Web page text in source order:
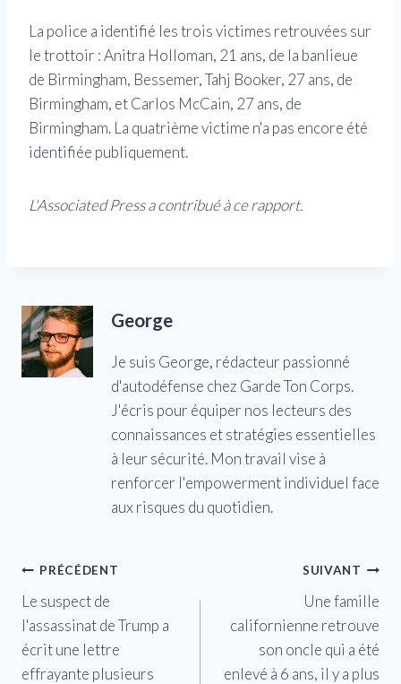
La police a identifié les trois victimes retrouvées sur
le trottoir : Anitra Holloman, 21 ans, de la banlieue
de Birmingham, Bessemer, Tahj Booker, 27 ans, de
Birmingham, et Carlos McCain, 27 ans, de
Birmingham. La quatrième victime n'a pas encore été
identifiée publiquement.
L'Associated Press a contribué à ce rapport.
George
Je suis George, rédacteur passionné
d'autodéfense chez Garde Ton Corps.
J'écris pour équiper nos lecteurs des
connaissances et stratégies essentielles
à leur sécurité. Mon travail vise à
renforcer l'empowerment individuel face
aux risques du quotidien.
Navigation
de
l’article
PRÉCÉDENT
Le suspect de
l'assassinat de Trump a
écrit une lettre
effrayante plusieurs
SUIVANT
Une famille
californienne retrouve
son oncle qui a été
enlevé à 6 ans, il y a plus